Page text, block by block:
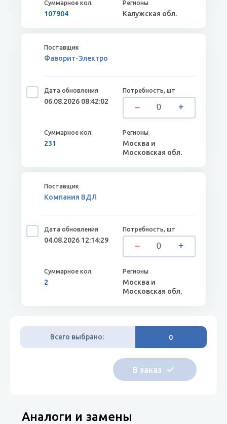
107904 Калужская обл.
Фаворит-Электро
06.08.2026 08:42:02
231
Москва и
Московская обл.
Компания ВДЛ
04.08.2026 12:14:29
2
Москва и
Московская обл.
Всего выбрано: 0
Аналоги и замены